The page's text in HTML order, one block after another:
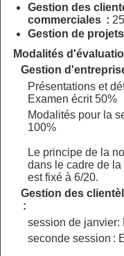
Gestion des
commerciales :
Gestion de
Modalités
Gestion
Présentations et
Examen écrit 50%
Modalités pour la
100%
Le principe de la
dans le cadre de
est fixé à 6/20.
Gestion des
:
session de janvier:
seconde session :